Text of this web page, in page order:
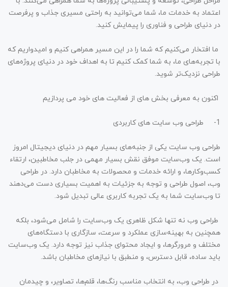
اعتماد به خدمات ما، شما می‌توانید به راحتی مسیری جذاب و پرفرصت
در دنیای طراحی و فناوری را پیمایش کنید.
ما افتخار می‌کنیم که شما را در این مسیر همراهی کنیم و امیدواریم که
با تجربه‌های ما، به شما کمک کنیم تا به اهداف خود در دنیای پروژه‌های
طراحی نزدیک‌تر شوید.
اکنون به معرفی بخش های از فعالیت های خود می پردازیم
1- طراحی وب سایت های کاربردی
طراحی وب سایت یکی از جنبه‌های بسیار مهم در دنیای دیجیتال امروز
است. یک وب‌سایت موفق نقش بسیار مهمی در جلب مخاطبین، ارتقاء
کسب‌وکارها، و ارائه خدمات و محصولات به مخاطبان دارد. در طراحی
وب، اصول طراحی و توجه به جزئیات به اهمیت بسیاری دست می‌دهند
تا وب‌سایت شما به یک تجربه کاربری عالی تبدیل شود.
طراحی وب نه تنها شکل ظاهری یک وب‌سایت را شامل می‌شود، بلکه
همچنین به بهینه‌سازی عملکرد و سرعت، سازگاری با دستگاه‌های
مختلف و مرورگرها، و ایجاد محتوای جذاب نیز توجه دارد. یک وب‌سایت
باید ساده، قابل دسترس، و منطبق با نیازهای مخاطبان باشد.
در طراحی وب، به انتخاب مناسب رنگ‌ها، قلم‌ها، تصاویر، و چیدمان